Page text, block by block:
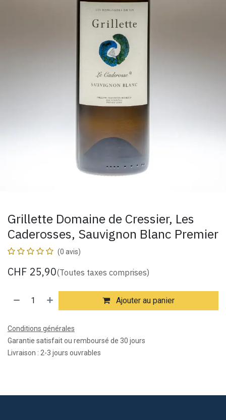
Grillette Domaine de Cressier, Les
Caderosses, Sauvignon Blanc Premier
(0 avis)
CHF 25,90(Toutes taxes comprises)
Ajouter au panier
Conditions générales
Garantie satisfait ou remboursé de 30 jours
Livraison : 2-3 jours ouvrables